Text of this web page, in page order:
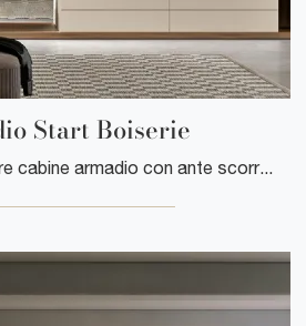
Start Boiserie
Se cerchi armadiature cabine armadio con ante scorrevoli, clicca e scopri l'armadio Cabina Armadio Start Boiserie di Clever in laccato opaco.